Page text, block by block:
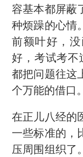
容基本都屏蔽
种烦躁的心情
前额叶好，
好，考试考
都把问题往这
个万能的借口。
在正儿八经的
一些标准的，
压周围组织了